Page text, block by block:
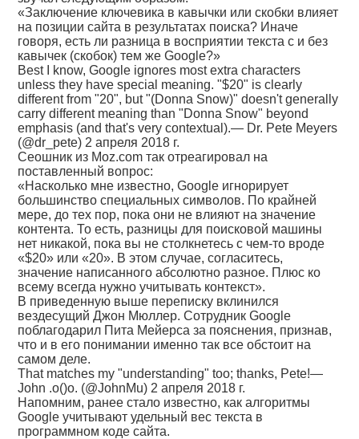
«Заключение ключевика в кавычки или скобки влияет
на позиции сайта в результатах поиска? Иначе
говоря, есть ли разница в восприятии текста с и без
кавычек (скобок) тем же Google?»
Best I know, Google ignores most extra characters
unless they have special meaning. "$20" is clearly
different from "20", but "(Donna Snow)" doesn't generally
carry different meaning than "Donna Snow" beyond
emphasis (and that's very contextual).— Dr. Pete Meyers
(@dr_pete) 2 апреля 2018 г.
Сеошник из Moz.com так отреагировал на
поставленный вопрос:
«Насколько мне известно, Google игнорирует
большинство специальных символов. По крайней
мере, до тех пор, пока они не влияют на значение
контента. То есть, разницы для поисковой машины
нет никакой, пока вы не столкнетесь с чем-то вроде
«$20» или «20». В этом случае, согласитесь,
значение написанного абсолютно разное. Плюс ко
всему всегда нужно учитывать контекст».
В приведенную выше переписку вклинился
вездесущий Джон Мюллер. Сотрудник Google
поблагодарил Пита Мейерса за пояснения, признав,
что и в его понимании именно так все обстоит на
самом деле.
That matches my "understanding" too; thanks, Pete!—
John .o()o. (@JohnMu) 2 апреля 2018 г.
Напомним, ранее стало известно, как алгоритмы
Google учитывают удельный вес текста в
программном коде сайта.